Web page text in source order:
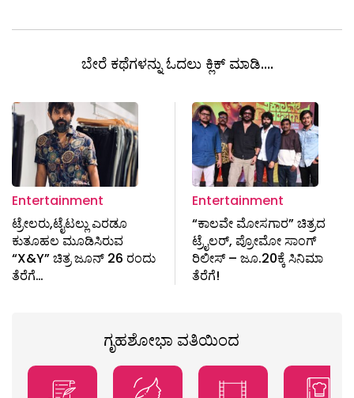
ಬೇರೆ ಕಥೆಗಳನ್ನು ಓದಲು ಕ್ಲಿಕ್ ಮಾಡಿ....
Entertainment
ಟ್ರೇಲರು,ಟೈಟಲ್ಲು ಎರಡೂ
ಕುತೂಹಲ ಮೂಡಿಸಿರುವ
“X&Y” ಚಿತ್ರ ಜೂನ್ 26 ರಂದು
ತೆರೆಗೆ…
Entertainment
“ಕಾಲವೇ ಮೋಸಗಾರ” ಚಿತ್ರದ
ಟ್ರೈಲರ್, ಪ್ರೋಮೋ ಸಾಂಗ್
ರಿಲೀಸ್ – ಜೂ.20ಕ್ಕೆ ಸಿನಿಮಾ
ತೆರೆಗೆ!
ಗೃಹಶೋಭಾ ವತಿಯಿಂದ